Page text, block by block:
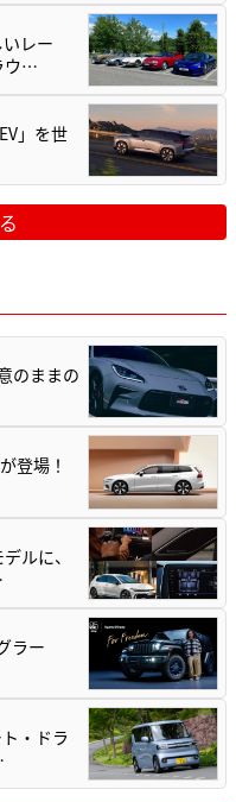
レー
ウ…
」を世
のままの
登場！
ルに、
ラー
・ドラ